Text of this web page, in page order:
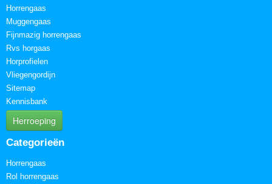
Horrengaas
Muggengaas
Fijnmazig horrengaas
Rvs horgaas
Horprofielen
Vliegengordijn
Sitemap
Kennisbank
Herroeping
Categorieën
Horrengaas
Rol horrengaas